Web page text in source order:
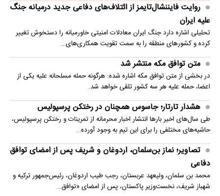
روایت فایننشال‌تایمز از ائتلاف‌های دفاعی جدید درمیانه جنگ
علیه ایران
تحلیلی اشاره دارد جنگ ایران معادلات امنیتی خاورمیانه را دستخوش تغییر
کرده و کشورهای منطقه را به سمت تقویت همکاری‌های…
متن توافق مکه منتشر شد
در بخشی از متن توافق مکه اشاره شده: هرگونه حمله مسلحانه علیه یکی از
اعضا، حمله علیه هر سه کشور تلقی خواهد شد.
هشدار تارتار؛ جاسوس همچنان در رختکن پرسپولیس
طی سال‌های اخیر بارها انتشار اخبار محرمانه از تمرینات و رختکن پرسپولیس،
حاشیه‌های مختلفی را برای این تیم به وجود آورده…
تصاویر؛ نماز بن‌سلمان، اردوغان و شریف پس از امضای توافق
دفاعی
محمد بن سلمان، ولیعهد عربستان، رجب طیب اردوغان، رئیس‌جمهور ترکیه و
شهباز شریف، نخست‌وزیر پاکستان، پس از امضای «توافق…